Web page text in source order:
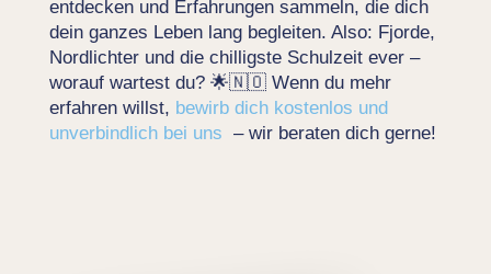
entdecken und Erfahrungen sammeln, die dich
dein ganzes Leben lang begleiten. Also: Fjorde,
Nordlichter und die chilligste Schulzeit ever –
worauf wartest du? 🌟🇳🇴 Wenn du mehr
erfahren willst, bewirb dich kostenlos und
unverbindlich bei uns – wir beraten dich gerne!